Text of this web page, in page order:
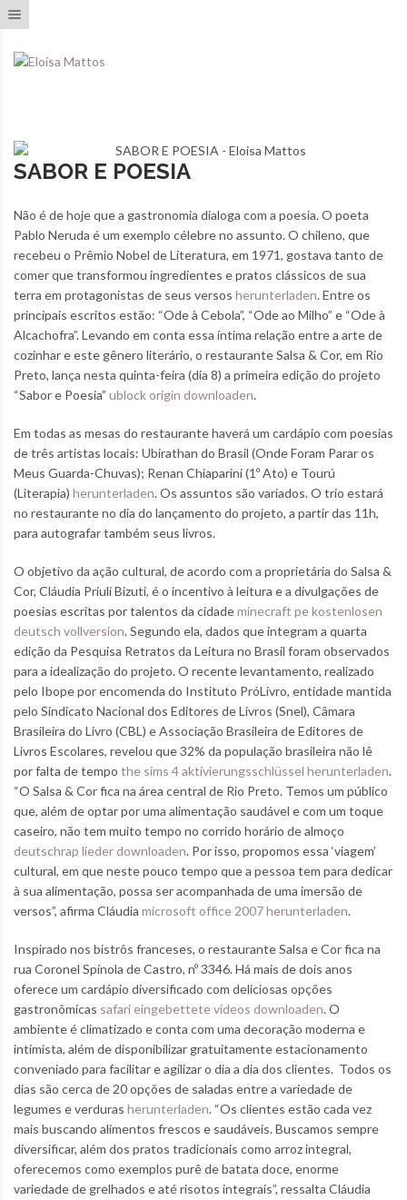
SABOR E POESIA
Não é de hoje que a gastronomia dialoga com a poesia. O poeta
Pablo Neruda é um exemplo célebre no assunto. O chileno, que
recebeu o Prêmio Nobel de Literatura, em 1971, gostava tanto de
comer que transformou ingredientes e pratos clássicos de sua
terra em protagonistas de seus versos herunterladen. Entre os
principais escritos estão: “Ode à Cebola”, “Ode ao Milho” e “Ode à
Alcachofra”. Levando em conta essa íntima relação entre a arte de
cozinhar e este gênero literário, o restaurante Salsa & Cor, em Rio
Preto, lança nesta quinta-feira (dia 8) a primeira edição do projeto
“Sabor e Poesia” ublock origin downloaden.
Em todas as mesas do restaurante haverá um cardápio com poesias
de três artistas locais: Ubirathan do Brasil (Onde Foram Parar os
Meus Guarda-Chuvas); Renan Chiaparini (1º Ato) e Tourú
(Literapia) herunterladen. Os assuntos são variados. O trio estará
no restaurante no dia do lançamento do projeto, a partir das 11h,
para autografar também seus livros.
O objetivo da ação cultural, de acordo com a proprietária do Salsa &
Cor, Cláudia Priuli Bizuti, é o incentivo à leitura e a divulgações de
poesias escritas por talentos da cidademinecraft pe kostenlosen
deutsch vollversion. Segundo ela, dados que integram a quarta
edição da Pesquisa Retratos da Leitura no Brasil foram observados
para a idealização do projeto. O recente levantamento, realizado
pelo Ibope por encomenda do Instituto Pró­Livro, entidade mantida
pelo Sindicato Nacional dos Editores de Livros (Snel), Câmara
Brasileira do Livro (CBL) e Associação Brasileira de Editores de
Livros Escolares, revelou que 32% da população brasileira não lê
por falta de tempo the sims 4 aktivierungsschlüssel herunterladen.
“O Salsa & Cor fica na área central de Rio Preto. Temos um público
que, além de optar por uma alimentação saudável e com um toque
caseiro, não tem muito tempo no corrido horário de almoço
deutschrap lieder downloaden. Por isso, propomos essa ‘viagem’
cultural, em que neste pouco tempo que a pessoa tem para dedicar
à sua alimentação, possa ser acompanhada de uma imersão de
versos”, afirma Cláudia microsoft office 2007 herunterladen.
Inspirado nos bistrôs franceses, o restaurante Salsa e Cor fica na
rua Coronel Spínola de Castro, nº 3346. Há mais de dois anos
oferece um cardápio diversificado com deliciosas opções
gastronômicas safari eingebettete videos downloaden. O
ambiente é climatizado e conta com uma decoração moderna e
intimista, além de disponibilizar gratuitamente estacionamento
conveniado para facilitar e agilizar o dia a dia dos clientes. Todos os
dias são cerca de 20 opções de saladas entre a variedade de
legumes e verduras herunterladen. “Os clientes estão cada vez
mais buscando alimentos frescos e saudáveis. Buscamos sempre
diversificar, além dos pratos tradicionais como arroz integral,
oferecemos como exemplos purê de batata doce, enorme
variedade de grelhados e até risotos integrais”, ressalta Cláudia